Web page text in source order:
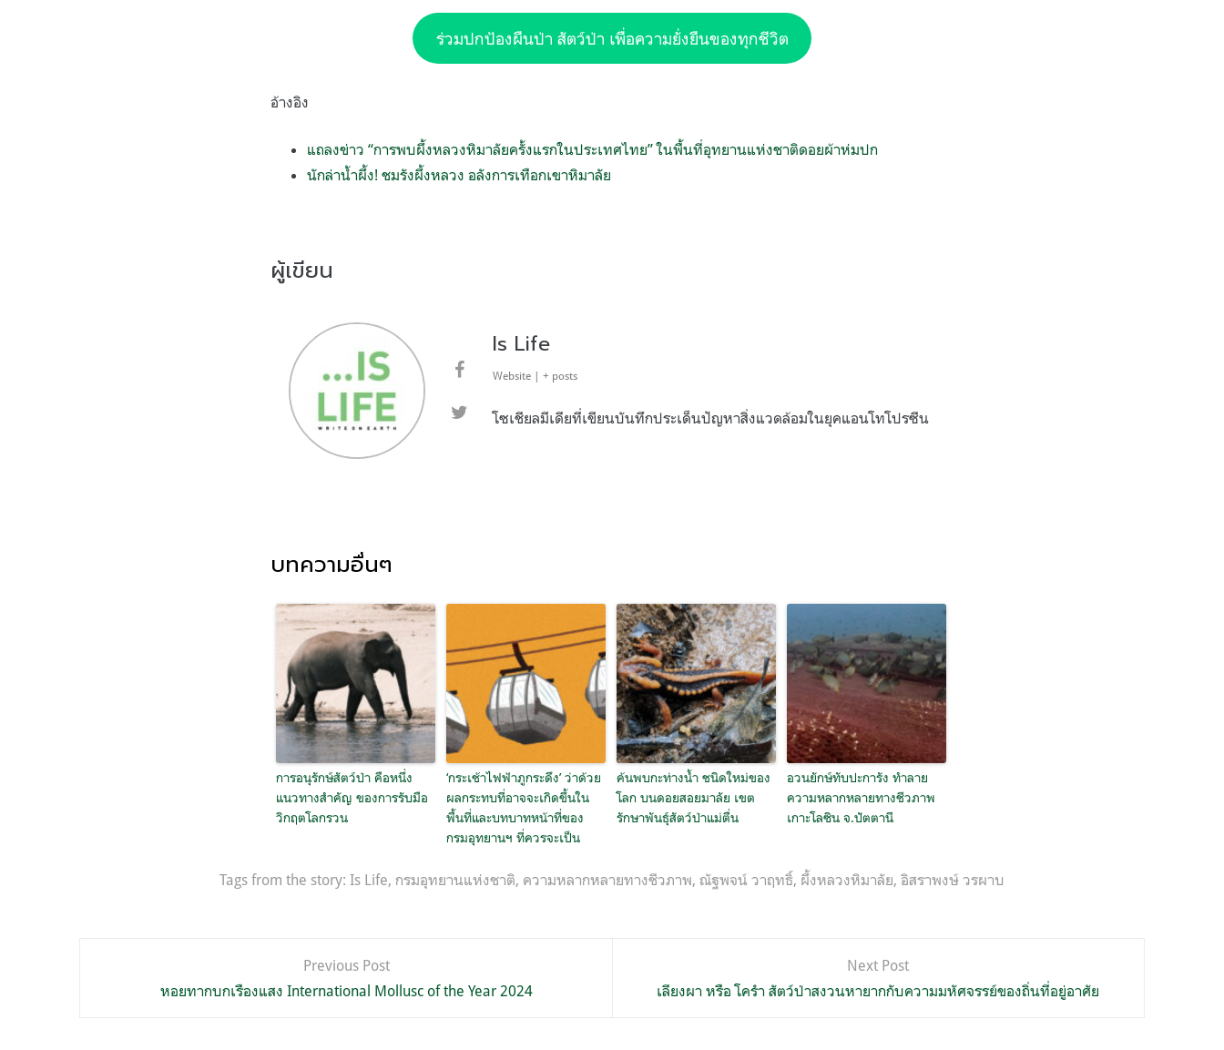
ร่วมปกป้องผืนป่า สัตว์ป่า เพื่อความยั่งยืนของทุกชีวิต
อ้างอิง
แถลงข่าว “การพบผึ้งหลวงหิมาลัยครั้งแรกในประเทศไทย” ในพื้นที่อุทยานแห่งชาติดอยผ้าห่มปก
นักล่าน้ำผึ้ง! ชมรังผึ้งหลวง อลังการเทือกเขาหิมาลัย
ผู้เขียน
Is Life
Website | + posts
โซเชียลมีเดียที่เขียนบันทึกประเด็นปัญหาสิ่งแวดล้อมในยุคแอนโทโปรซีน
บทความอื่นๆ
การอนุรักษ์สัตว์ป่า คือหนึ่ง
แนวทางสำคัญ ของการรับมือ
วิกฤตโลกรวน
‘กระเช้าไฟฟ้าภูกระดึง’ ว่าด้วย
ผลกระทบที่อาจจะเกิดขึ้นใน
พื้นที่และบทบาทหน้าที่ของ
กรมอุทยานฯ ที่ควรจะเป็น
ค้นพบกะท่างน้ำ ชนิดใหม่ของ
โลก บนดอยสอยมาลัย เขต
รักษาพันธุ์สัตว์ป่าแม่ตื่น
อวนยักษ์ทับปะการัง ทำลาย
ความหลากหลายทางชีวภาพ
เกาะโลซิน จ.ปัตตานี
Tags from the story: Is Life, กรมอุทยานแห่งชาติ, ความหลากหลายทางชีวภาพ, ณัฐพจน์ วาฤทธิ์, ผึ้งหลวงหิมาลัย, อิสราพงษ์ วรผาบ
Previous Post
หอยทากบกเรืองแสง International Mollusc of the Year 2024
Next Post
เลียงผา หรือ โครำ สัตว์ป่าสงวนหายากกับความมหัศจรรย์ของถิ่นที่อยู่อาศัย